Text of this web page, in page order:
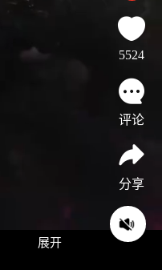
展开
5524
评论
分享